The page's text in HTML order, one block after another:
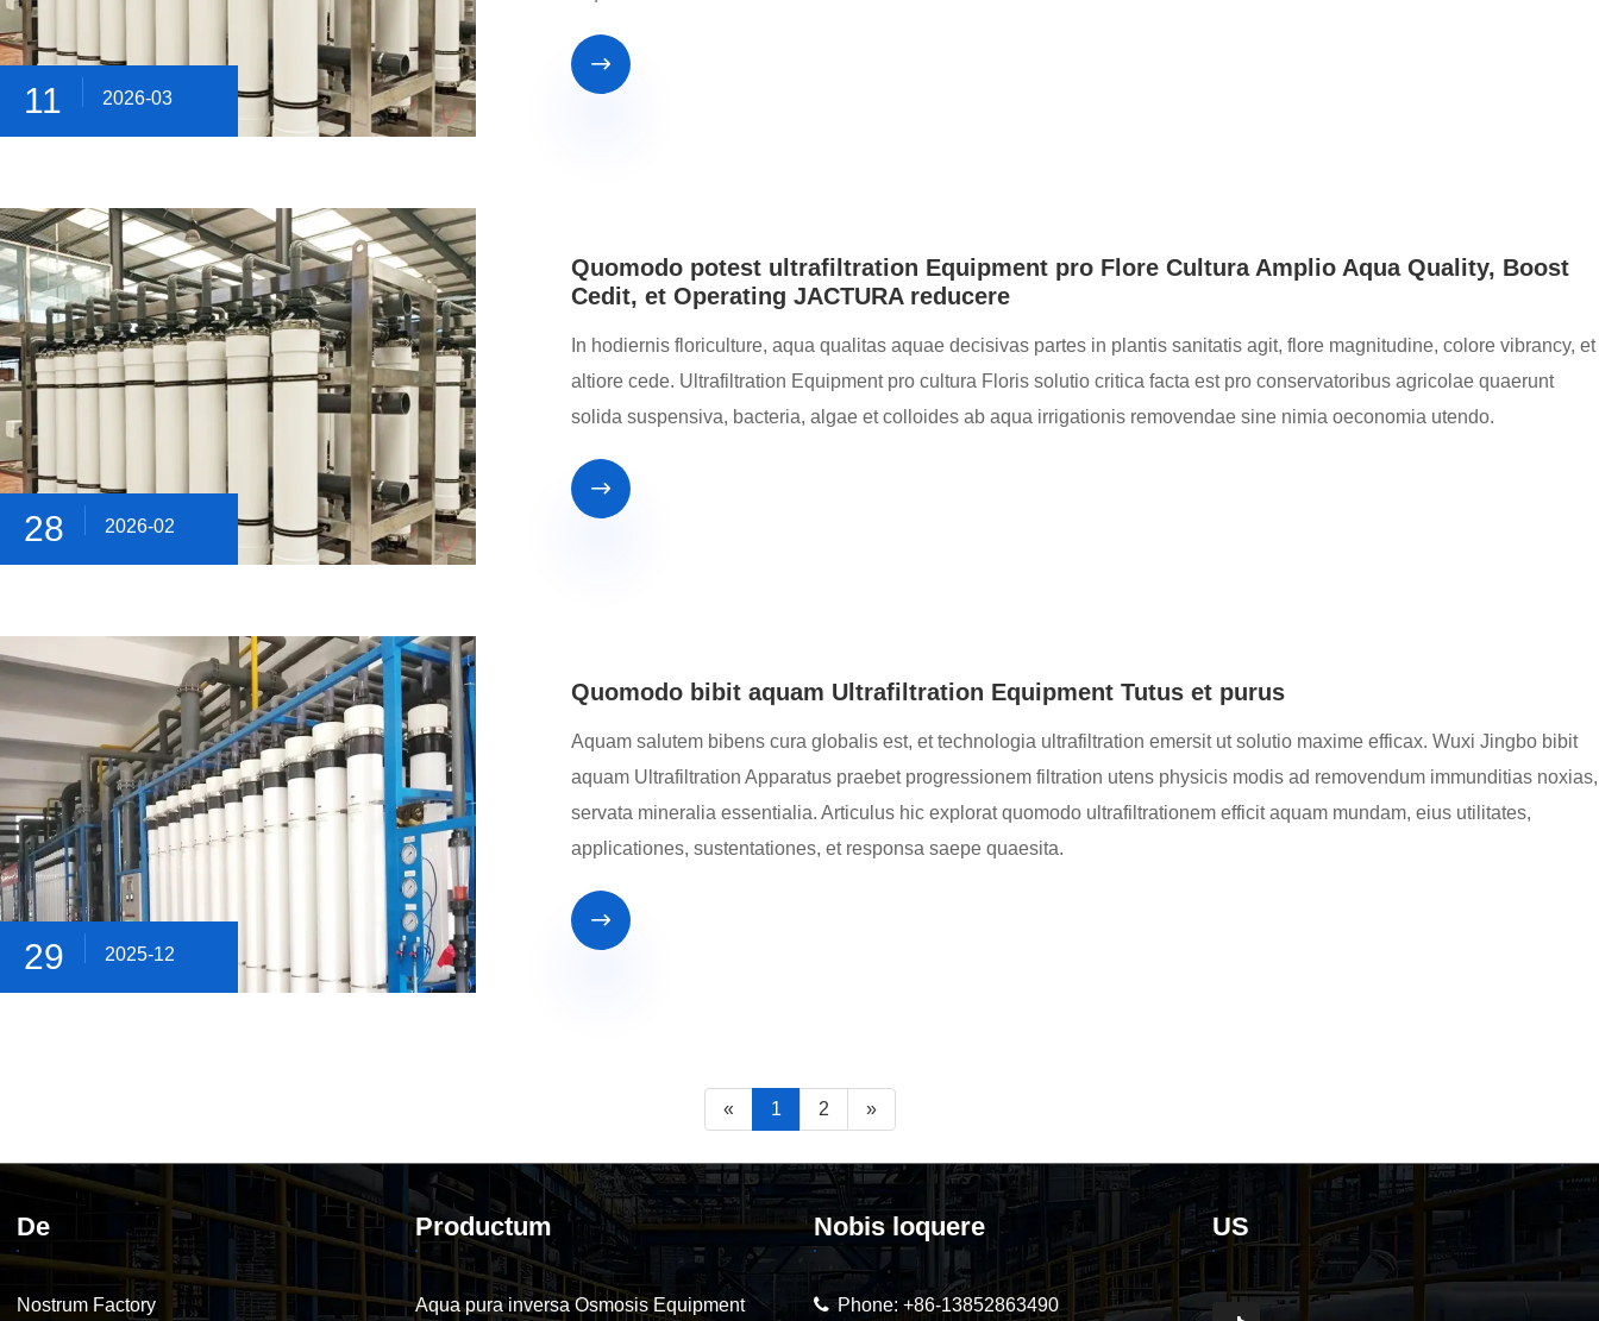
11 2026-03

28 2026-02
Quomodo potest ultrafiltration Equipment pro Flore Cultura Amplio Aqua Quality, Boost
Cedit, et Operating JACTURA reducere
In hodiernis floriculture, aqua qualitas aquae decisivas partes in plantis sanitatis agit, flore magnitudine, colore vibrancy, et
altiore cede. Ultrafiltration Equipment pro cultura Floris solutio critica facta est pro conservatoribus agricolae quaerunt
solida suspensiva, bacteria, algae et colloides ab aqua irrigationis removendae sine nimia oeconomia utendo.

29 2025-12
Quomodo bibit aquam Ultrafiltration Equipment Tutus et purus
Aquam salutem bibens cura globalis est, et technologia ultrafiltration emersit ut solutio maxime efficax. Wuxi Jingbo bibit
aquam Ultrafiltration Apparatus praebet progressionem filtration utens physicis modis ad removendum immunditias noxias,
servata mineralia essentialia. Articulus hic explorat quomodo ultrafiltrationem efficit aquam mundam, eius utilitates,
applicationes, sustentationes, et responsa saepe quaesita.

« 1 2 »
De
Nostrum Factory
Productum
Aqua pura inversa Osmosis Equipment
Nobis loquere
Phone: +86-13852863490
US